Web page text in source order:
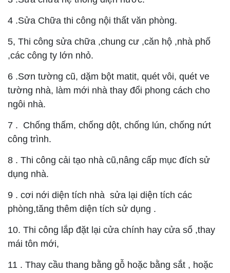
4 .Sửa Chữa thi công nội thất văn phòng.
5, Thi công sửa chữa ,chung cư ,căn hộ ,nhà phố
,các công ty lớn nhỏ.
6 .Sơn tường cũ, dặm bột matit, quét vôi, quét ve
tường nhà, làm mới nhà thay đổi phong cách cho
ngôi nhà.
7 . Chống thấm, chống dột, chống lún, chống nứt
công trình.
8 . Thi công cải tạo nhà cũ,nâng cấp mục đích sử
dụng nhà.
9 . cơi nới diện tích nhà sửa lại diện tích các
phòng,tăng thêm diện tích sử dụng .
10. Thi công lắp đặt lại cửa chính hay cửa sổ ,thay
mái tôn mới,
11 . Thay cầu thang bằng gỗ hoặc bằng sắt , hoặc